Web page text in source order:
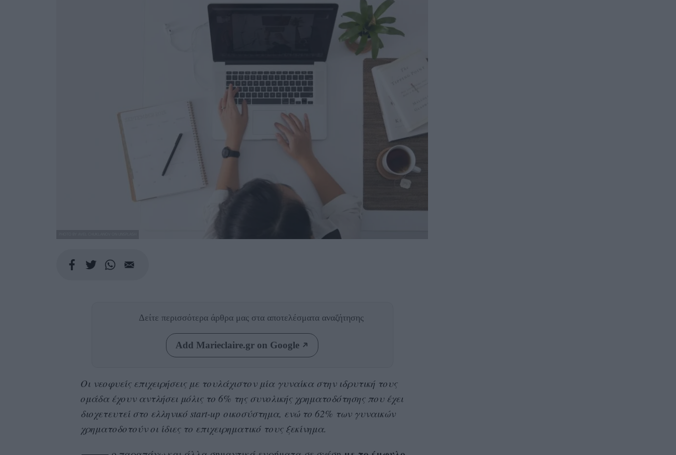
Δείτε περισσότερα άρθρα μας στα αποτελέσματα αναζήτησης
Add Marieclaire.gr on Google
Οι νεοφυείς επιχειρήσεις με τουλάχιστον μία γυναίκα στην ιδρυτική τους
ομάδα έχουν αντλήσει μόλις το 6% της συνολικής χρηματοδότησης που έχει
διοχετευτεί στο ελληνικό start-up οικοσύστημα, ενώ το 62% των γυναικών
χρηματοδοτούν οι ίδιες το επιχειρηματικό τους ξεκίνημα.